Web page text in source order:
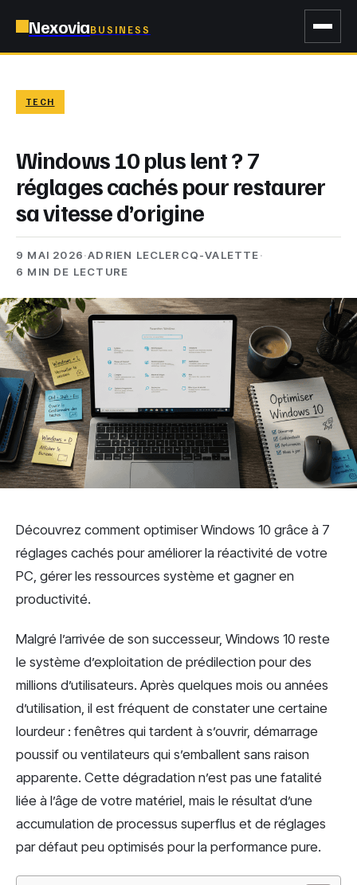
NexoviaBUSINESS
TECH
Windows 10 plus lent ? 7
réglages cachés pour restaurer
sa vitesse d’origine
9 MAI 2026·ADRIEN LECLERCQ-VALETTE·
6 MIN DE LECTURE
Découvrez comment optimiser Windows 10 grâce à 7
réglages cachés pour améliorer la réactivité de votre
PC, gérer les ressources système et gagner en
productivité.
Malgré l’arrivée de son successeur, Windows 10 reste
le système d’exploitation de prédilection pour des
millions d’utilisateurs. Après quelques mois ou années
d’utilisation, il est fréquent de constater une certaine
lourdeur : fenêtres qui tardent à s’ouvrir, démarrage
poussif ou ventilateurs qui s’emballent sans raison
apparente. Cette dégradation n’est pas une fatalité
liée à l’âge de votre matériel, mais le résultat d’une
accumulation de processus superflus et de réglages
par défaut peu optimisés pour la performance pure.